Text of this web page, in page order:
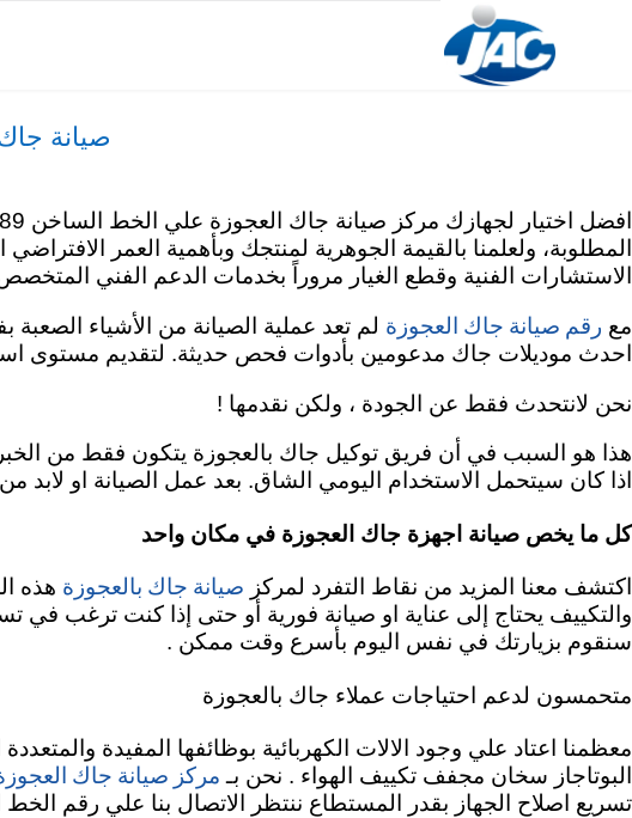
Skip
to
صيانة
المطلوبة، ولعلمنا بالقيمة الجوهرية لمنتجك وبأهمية العمر
الاستشارات الفنية وقطع الغيار مروراً بخدمات الدعم الفني
مع رقم صيانة جاك العجوزة لم تعد عملية الصيانة من الأشياء
احدث موديلات جاك مدعومين بأدوات فحص حديثة. لتقديم مستوى
نحن لانتحدث فقط عن الجودة ، ولكن نقدمها !
هذا هو السبب في أن فريق توكيل جاك بالعجوزة يتكون فقط من
اذا كان سيتحمل الاستخدام اليومي الشاق. بعد عمل الصيانة او لابد
كل ما يخص صيانة اجهزة جاك العجوزة في مكان واحد
اكتشف معنا المزيد من نقاط التفرد لمركز صيانة جاك بالعجوزة هذه
والتكييف يحتاج إلى عناية او صيانة فورية أو حتى إذا كنت ترغب
سنقوم بزيارتك في نفس اليوم بأسرع وقت ممكن .
متحمسون لدعم احتياجات عملاء جاك بالعجوزة
معظمنا اعتاد علي وجود الالات الكهربائية بوظائفها المفيدة
البوتاجاز سخان مجفف تكييف الهواء . نحن بـ مركز صيانة جاك
تسريع اصلاح الجهاز بقدر المستطاع ننتظر الاتصال بنا علي رقم الخط الساخن جاك 19089 . مهمتنا هي تقديم افضل خدمة